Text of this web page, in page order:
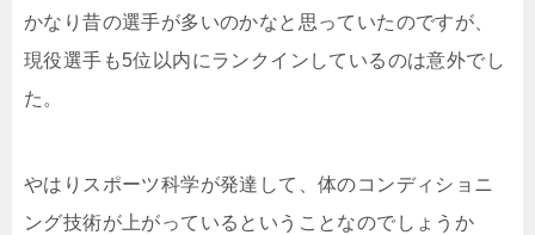
かなり昔の選手が多いのかなと思っていたのですが、
現役選手も5位以内にランクインしているのは意外でし
た。
やはりスポーツ科学が発達して、体のコンディショニ
ング技術が上がっているということなのでしょうか